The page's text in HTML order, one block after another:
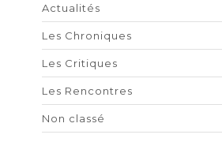
Actualités
Les Chroniques
Les Critiques
Les Rencontres
Non classé